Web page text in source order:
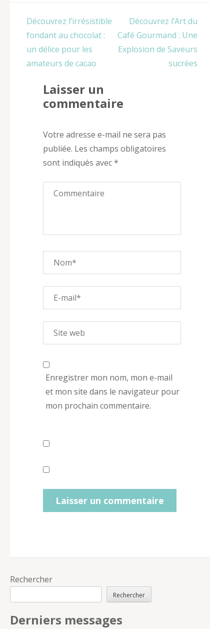
Navigation
de
l’article
Découvrez l’irrésistible
fondant au chocolat :
un délice pour les
amateurs de cacao
Découvrez l’Art du
Café Gourmand : Une
Explosion de Saveurs
sucrées
Laisser un
commentaire
Votre adresse e-mail ne sera pas
publiée. Les champs obligatoires
sont indiqués avec*
Enregistrer mon nom, mon e-mail
et mon site dans le navigateur pour
mon prochain commentaire.
Rechercher
Rechercher
Derniers messages